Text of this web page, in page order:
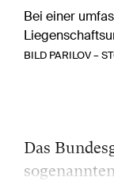
Bei einer
BILD PARILOV –
Das